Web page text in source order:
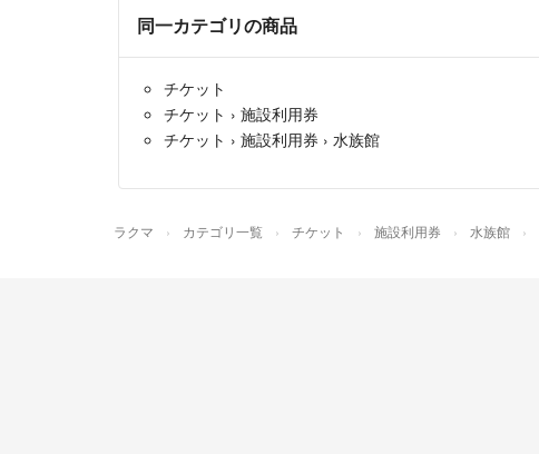
同一カテゴリの商品
チケット
チケット › 施設利用券
チケット › 施設利用券 › 水族館
ラクマ カテゴリ一覧 チケット 施設利用券 水族館